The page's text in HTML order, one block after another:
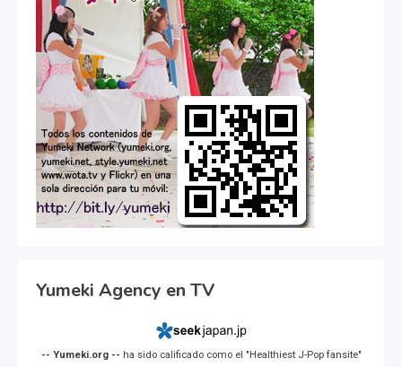
Yumeki Agency en TV
-- Yumeki.org -- ha sido calificado como el "Healthiest J-Pop fansite"